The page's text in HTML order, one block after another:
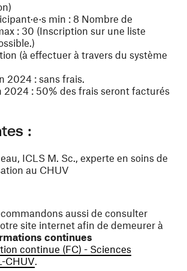
min : 8 Nombre de
: 30 (Inscription sur une liste
(à effectuer à travers du système
2024 : sans frais.
2024 : 50% des frais seront facturés
:
ICLS M. Sc., experte en soins de
au CHUV
aussi de consulter
site internet afin de demeurer à
continues
continue (FC) - Sciences
CHUV.